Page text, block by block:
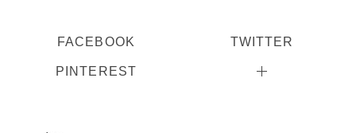
FACEBOOK TWITTER
PINTEREST